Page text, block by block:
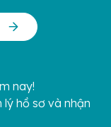
nay!
lý hồ sơ và nhận